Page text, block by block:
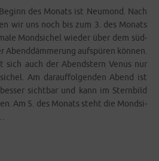
des Monats ist Neu­mond. Nach
wir uns noch bis zum 3. des Monats
Mond­si­chel wie­der über dem süd­
auf­spü­ren kön­nen.
sich auch der Abend­stern Venus nur
Am dar­auf­fol­gen­den Abend ist
sicht­bar und kann im Stern­bild
Am 5. des Monats steht die Mond­si­